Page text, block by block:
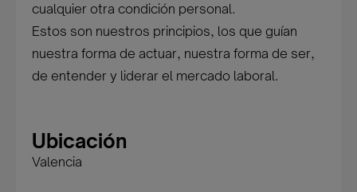
cualquier otra condición personal.
Estos son nuestros principios, los que guían
nuestra forma de actuar, nuestra forma de ser,
de entender y liderar el mercado laboral.
Ubicación
Valencia